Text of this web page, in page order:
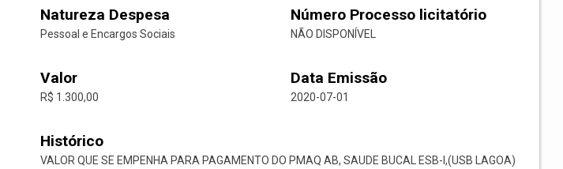
Natureza Despesa
Pessoal e Encargos Sociais
Número Processo licitatório
NÃO DISPONÍVEL
Valor
R$ 1.300,00
Data Emissão
2020-07-01
Histórico
VALOR QUE SE EMPENHA PARA PAGAMENTO DO PMAQ AB, SAUDE BUCAL ESB-I,(USB LAGOA)